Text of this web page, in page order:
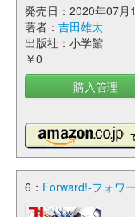
発売日：2020年07月
著者： 吉田雄太
出版社：小学館
￥0
購入管理
6： Forward!-フォワ